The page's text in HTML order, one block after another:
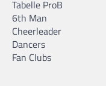
Tabelle ProB
6th Man
Cheerleader
Dancers
Fan Clubs